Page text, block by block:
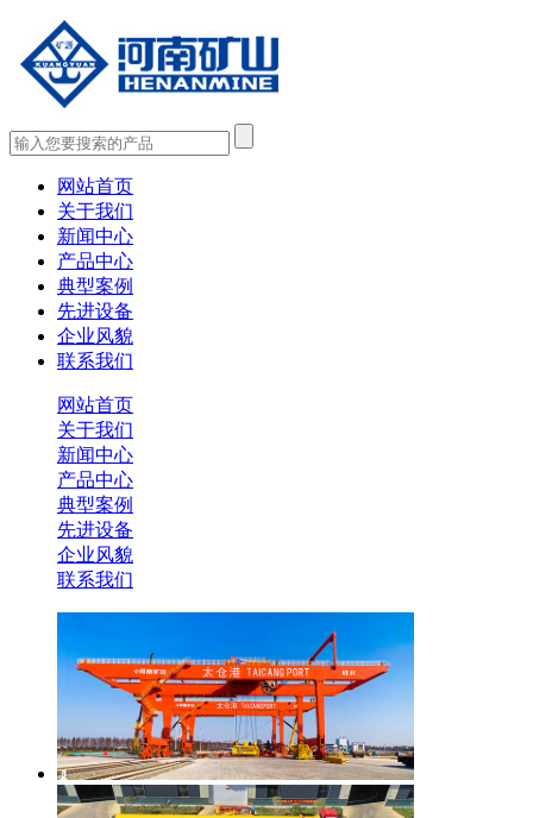
网站首页
关于我们
新闻中心
产品中心
典型案例
先进设备
企业风貌
联系我们
网站首页
关于我们
新闻中心
产品中心
典型案例
先进设备
企业风貌
联系我们